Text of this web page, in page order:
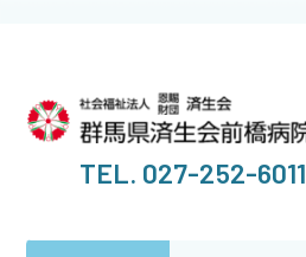
TEL. 027-252-6011